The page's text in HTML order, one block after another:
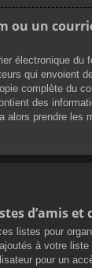
ou un
électronique du
qui envoient
complète du
des
alors prendre les
d’amis et
listes pour
à votre liste
pour un